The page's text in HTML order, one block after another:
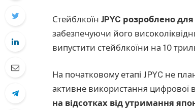
Стейблкоїн JPYC розроблено
забезпечуючи його
випустити стейблкоїни на 10
На початковому етапі JPYC не
активне використання цифрової
на відсотках від утримання